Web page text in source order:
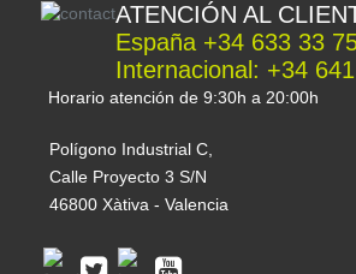
similares a este, los puedes
nuestra sección deLupas y
Cualquier duda o problema que
75 85 (España) o al +34 641 191
fuera de España). Si lo prefiere
un correo electrónico a
internatinonal@cogolandia.com y
ATENCIÓN AL
España +34 633 33
Internacional: +34
Horario atención de 9:30h a 20:00h
Polígono Industrial C,
Calle Proyecto 3 S/N
46800 Xàtiva - Valencia